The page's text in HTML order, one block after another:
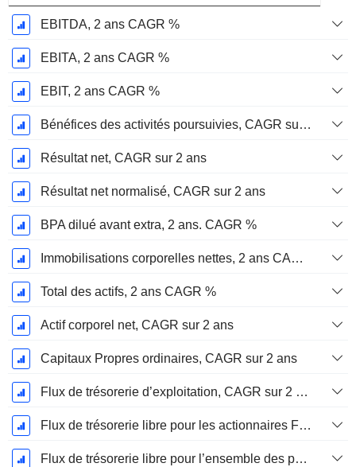
EBITDA, 2 ans CAGR %
EBITA, 2 ans CAGR %
EBIT, 2 ans CAGR %
Bénéfices des activités poursuivies, CAGR sur 2 ans
Résultat net, CAGR sur 2 ans
Résultat net normalisé, CAGR sur 2 ans
BPA dilué avant extra, 2 ans. CAGR %
Immobilisations corporelles nettes, 2 ans CAGR %
Total des actifs, 2 ans CAGR %
Actif corporel net, CAGR sur 2 ans
Capitaux Propres ordinaires, CAGR sur 2 ans
Flux de trésorerie d’exploitation, CAGR sur 2 ans
Flux de trésorerie libre pour les actionnaires FCFE, CAGR sur 2 ans
Flux de trésorerie libre pour l’ensemble des pourvoyeurs de fonds (créanciers et actionnaires) FCFF, CAGR sur 2 ans